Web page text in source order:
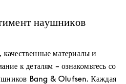
наушников
материалы и
к деталям – ознакомьтесь со
Bang & Olufsen. Каждая